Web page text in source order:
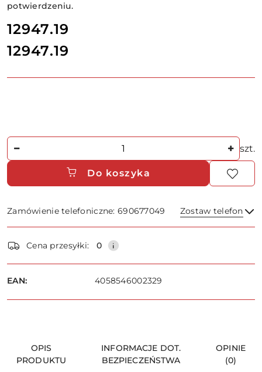
potwierdzeniu.
cena:
12947.19
Cena:
12947.19
Ilość szt.
Do koszyka
Zamówienie telefoniczne: 690677049 Zostaw telefon
Wyślij
i
dostawa
Cena przesyłki: 0
EAN: 4058546002329
OPIS
PRODUKTU
INFORMACJE DOT.
BEZPIECZEŃSTWA
OPINIE
(0)